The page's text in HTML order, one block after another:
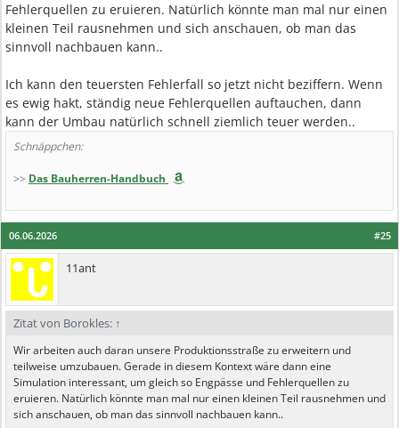
Fehlerquellen zu eruieren. Natürlich könnte man mal nur einen
kleinen Teil rausnehmen und sich anschauen, ob man das
sinnvoll nachbauen kann..
Ich kann den teuersten Fehlerfall so jetzt nicht beziffern. Wenn
es ewig hakt, ständig neue Fehlerquellen auftauchen, dann
kann der Umbau natürlich schnell ziemlich teuer werden..
Schnäppchen:
>> Das Bauherren-Handbuch
#25
06.06.2026
11ant
Zitat von Borokles: ↑
Wir arbeiten auch daran unsere Produktionsstraße zu erweitern und
teilweise umzubauen. Gerade in diesem Kontext wäre dann eine
Simulation interessant, um gleich so Engpässe und Fehlerquellen zu
eruieren. Natürlich könnte man mal nur einen kleinen Teil rausnehmen und
sich anschauen, ob man das sinnvoll nachbauen kann..